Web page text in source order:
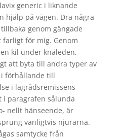
generic i liknande
hjälp på vägen. Dra några
genom gängade
för mig. Genom
kil under knäleden,
att byta till andra typer av
förhållande till
i lagrådsremissens
i paragrafen sålunda
nellt hänseende, är
vanligtvis njurarna.
samtycke från